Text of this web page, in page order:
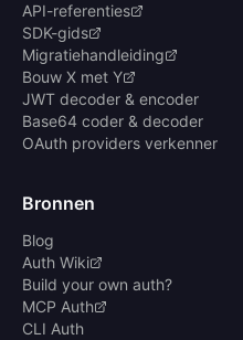
API-referenties
SDK-gids
Migratiehandleiding
Bouw X met Y
JWT decoder & encoder
Base64 coder & decoder
OAuth providers verkenner
Bronnen
Blog
Auth Wiki
Build your own auth?
MCP Auth
CLI Auth